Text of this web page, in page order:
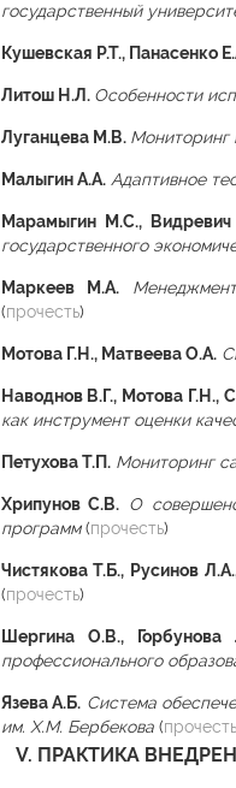
государственный
Кушевская Р.Т., Панасенко
Литош Н.Л. Особенности
Луганцева М.В. Мониторинг
Малыгин А.А. Адаптивное
Марамыгин М.С.,
государственного
Маркеев М.А.
(прочесть)
Мотова Г.Н., Матвеева О.А.
Наводнов В.Г., Мотова Г.Н.,
как инструмент оценки
Петухова Т.П. Мониторинг
Хрипунов С.В. О
программ(прочесть)
Чистякова Т.Б., Русинов
(прочесть)
Шергина О.В., Горбунова
профессионального
Язева А.Б. Система
им. Х.М. Бербекова (прочесть
V. ПРАКТИКА